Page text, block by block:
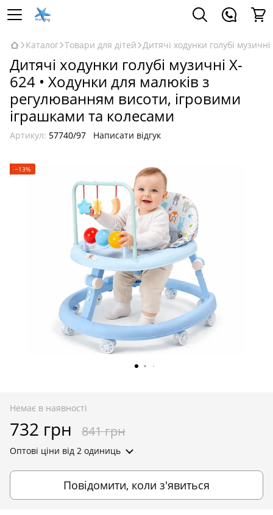
Каталог Товари для дітей Дитячі ходунки голубі
Дитячі ходунки голубі музичні X-
624 • Ходунки для малюків з
регулюванням висоти, ігровими
іграшками та колесами
Артикул: 57740/97 Написати відгук
−13%
Немає в наявності
732 грн 841 грн
Оптові ціни від 2 одиниць
Повідомити, коли з'явиться